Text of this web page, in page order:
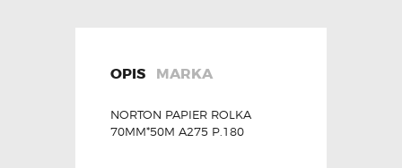
OPIS MARKA
NORTON PAPIER ROLKA
70MM*50M A275 P.180